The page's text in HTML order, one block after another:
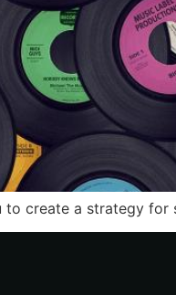
to create a strategy